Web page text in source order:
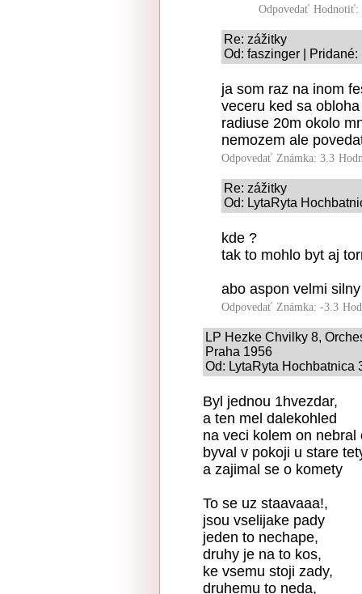
Odpovedať Hodnotiť:
Re: zážitky
Od: faszinger |
ja som raz na inom
veceru ked sa
radiuse 20m okolo
nemozem ale
Odpovedať Známka: 3.3
Re: zážitky
Od: LytaRyta
kde ?
tak to mohlo byt aj
abo aspon velmi
Odpovedať Známka: -3.3
LP Hezke Chvilky 8,
Praha 1956
Od: LytaRyta Hochbatnica
Byl jednou 1hvezdar,
a ten mel dalekohled
na veci kolem on nebral
byval v pokoji u stare
a zajimal se o komety
To se uz staavaaa!,
jsou vselijake pady
jeden to nechape,
druhy je na to kos,
ke vsemu stoji zady,
druhemu to neda,